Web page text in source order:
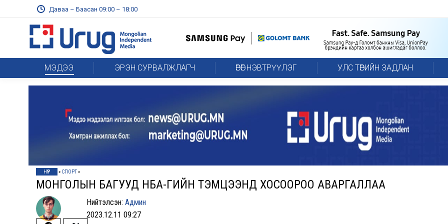
Даваа – Баасан 09:00 – 18:00
МЭДЭЭ ЭРЭН СУРВАЛЖЛАГЧ ӨРӨГ НЭВТРҮҮЛЭГ УЛС ТӨРИЙН ЗАДЛАН
НҮҮР » СПОРТ»
МОНГОЛЫН БАГУУД НБА-ГИЙН ТЭМЦЭЭНД ХОСООРОО АВАРГАЛЛАА
Нийтэлсэн:Админ
2023.12.11 09:27